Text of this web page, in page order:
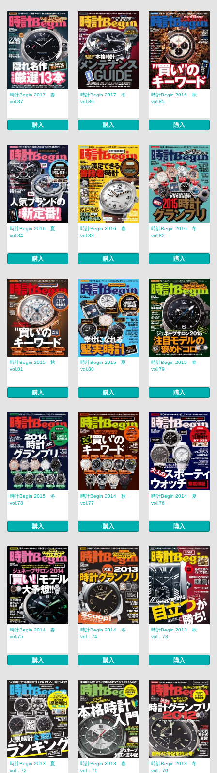
時計Begin 2017 春
vol.87
購入
時計Begin 2017 冬
vol.86
購入
時計Begin 2016 秋
vol.85
購入
時計Begin 2016 夏
vol.84
購入
時計Begin 2016 春
vol.83
購入
時計Begin 2016 冬
vol.82
購入
時計Begin 2015 秋
vol.81
購入
時計Begin 2015 夏
vol.80
購入
時計Begin 2015 春
vol.79
購入
時計Begin 2015 冬
vol.78
購入
時計Begin 2014 秋
vol.77
購入
時計Begin 2014 夏
vol.76
購入
時計Begin 2014 春
vol.75
購入
時計Begin 2014 冬
vol．74
購入
時計Begin 2013 秋
vol．73
購入
時計Begin 2013 夏
vol．72
時計Begin 2013 春
vol．71
時計Begin 2013 冬
vol．70